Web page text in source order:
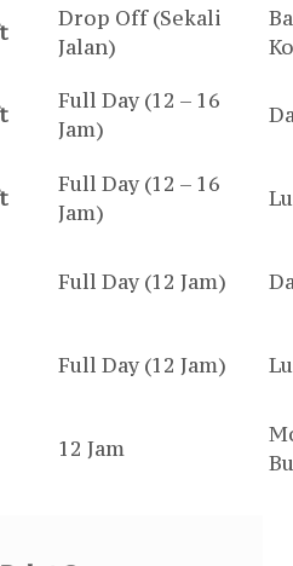
Drop Off (Sekali
Jalan)
Full Day (12 – 16
Jam)
Full Day (12 – 16
Jam)
Full Day (12 Jam)
Full Day (12 Jam)
12 Jam